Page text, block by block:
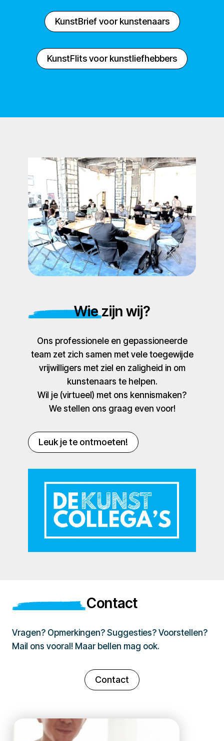
KunstBrief voor kunstenaars
KunstFlits voor kunstliefhebbers
Wie zijn wij?
Ons professionele en gepassioneerde
team zet zich samen met vele toegewijde
vrijwilligers met ziel en zaligheid in om
kunstenaars te helpen.
Wil je (virtueel) met ons kennismaken?
We stellen ons graag even voor!
Leuk je te ontmoeten!
Contact
Vragen? Opmerkingen? Suggesties? Voorstellen?
Mail ons vooral! Maar bellen mag ook.
Contact